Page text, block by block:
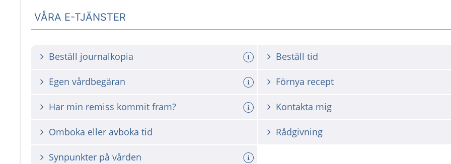
VÅRA E-TJÄNSTER
Beställ journalkopia Beställ tid
Egen vårdbegäran Förnya recept
Har min remiss kommit fram? Kontakta mig
Omboka eller avboka tid Rådgivning
Synpunkter på vården